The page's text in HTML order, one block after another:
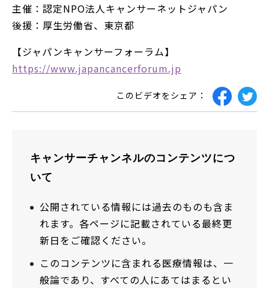
主催：認定NPO法人キャンサーネットジャパン
後援：厚生労働省、東京都
【ジャパンキャンサーフォーラム】
https://www.japancancerforum.jp
このビデオをシェア：
キャンサーチャンネルのコンテンツにつ
いて
公開されている情報には過去のものも含ま
れます。各ページに記載されている最終更
新日をご確認ください。
このコンテンツに含まれる医療情報は、一
般論であり、すべての人にあてはまるとい